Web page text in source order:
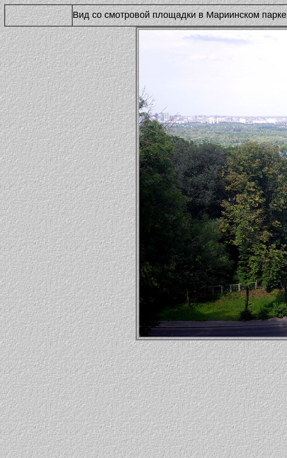
Вид со смотровой площадки в Мариинском парке